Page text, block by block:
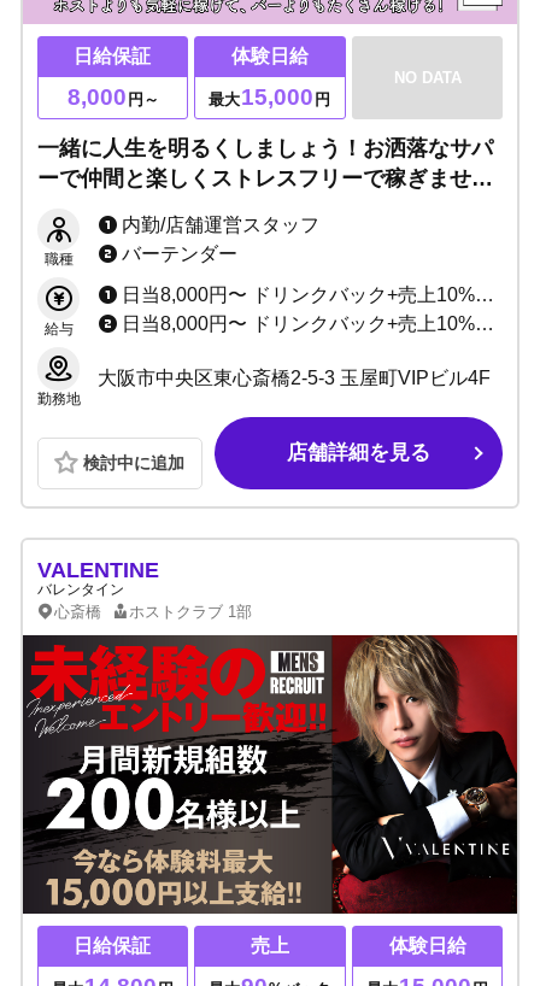
日給保証
8,000 円～
体験日給
最大15,000 円
NO DATA
一緒に人生を明るくしましょう！お洒落なサパ
ーで仲間と楽しくストレスフリーで稼ぎません
大歓迎です！
職種
内勤/店舗運営スタッフ
バーテンダー
給与
日当8,000円〜 ドリンクバック+売上10%〜 最低月収20万〜50万円以上も可能！ ※日払い・週払いOK！
日当8,000円〜 ドリンクバック+売上10%〜 最低月収20万〜50万円以上も可能！ ※日払い・週払いOK！
勤務地
大阪市中央区東心斎橋2-5-3 玉屋町VIPビル4F
検討中に追加 店舗詳細を見る
VALENTINE
バレンタイン
心斎橋 ホストクラブ 1部
日給保証 売上 体験日給